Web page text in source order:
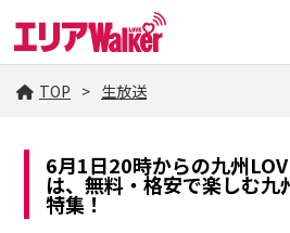
TOP 生放送
6月1日20時からの九州
は、無料・格安で楽しむ九
特集！